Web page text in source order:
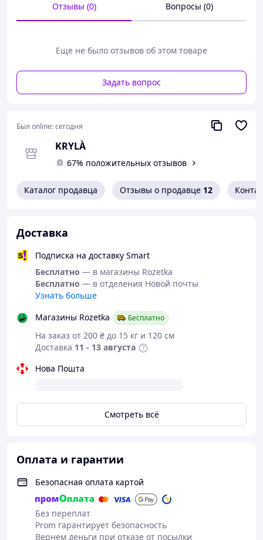
покрывает стоимость доставки в обе стороны)
Для уточнения деталей и быстрого оформления заказа
можете связаться с нами по телефонам или в
мессенджерах:
Отзывы (0) Вопросы (0)
Еще не было отзывов об этом товаре
Задать вопрос
Был online:сегодня
KRYLÀ
67% положительных отзывов
Каталог продавца Отзывы о продавце 12
Доставка
Подписка на доставку Smart
Бесплатно — в магазины Rozetka
Бесплатно — в отделения Новой почты
Узнать больше
Магазины Rozetka
Бесплатно
На заказ от 200 ₴ до 15 кг и 120 см
Доставка 11 - 13 августа
Нова Пошта
Смотреть всё
Оплата и гарантии
Безопасная оплата картой
Без переплат
Prom гарантирует безопасность
Вернем деньги при отказе от посылки